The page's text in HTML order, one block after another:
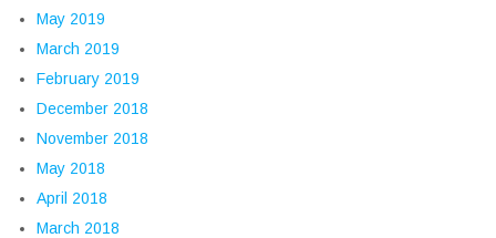
May 2019
March 2019
February 2019
December 2018
November 2018
May 2018
April 2018
March 2018